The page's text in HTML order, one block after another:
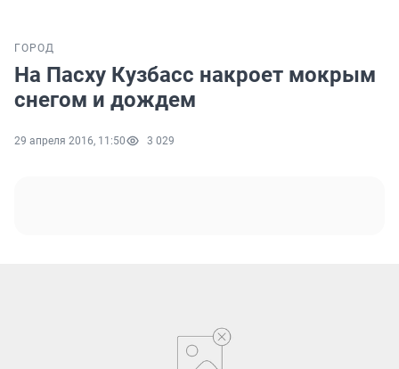
ГОРОД
На Пасху Кузбасс накроет мокрым
снегом и дождем
29 апреля 2016, 11:50 3 029